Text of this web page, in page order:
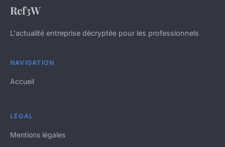
Ref3W
L'actualité entreprise décryptée pour les professionnels
NAVIGATION
Accueil
LÉGAL
Mentions légales